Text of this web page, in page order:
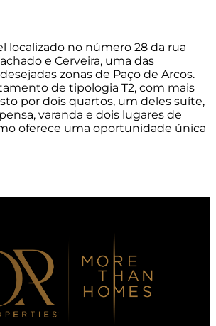
localizado no número 28 da rua
e Cerveira, uma das
zonas de Paço de Arcos.
de tipologia T2, com mais
por dois quartos, um deles suíte,
varanda e dois lugares de
oferece uma oportunidade única